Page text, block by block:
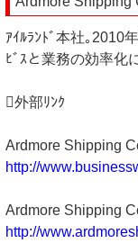
ｱｲﾙﾗﾝﾄﾞ本社｡2010
ﾋﾞｽと業務の効率化
外部ﾘﾝｸ
Ardmore Shipping
http://
Ardmore Shipping
http://